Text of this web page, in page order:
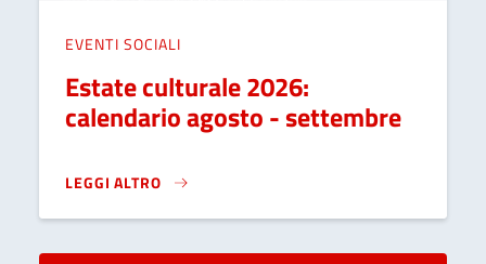
EVENTI SOCIALI
Estate culturale 2026:
calendario agosto - settembre
LEGGI ALTRO
ESTATE CULTURALE 2026: CALENDARIO AGOSTO -